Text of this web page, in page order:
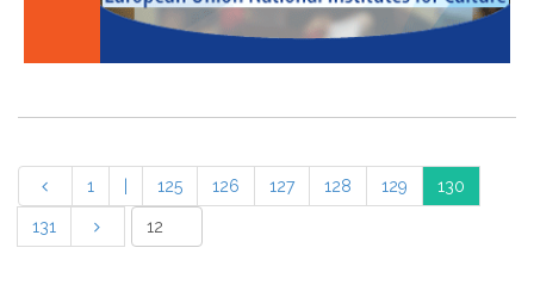
1 125 126 127 128 129 130
131